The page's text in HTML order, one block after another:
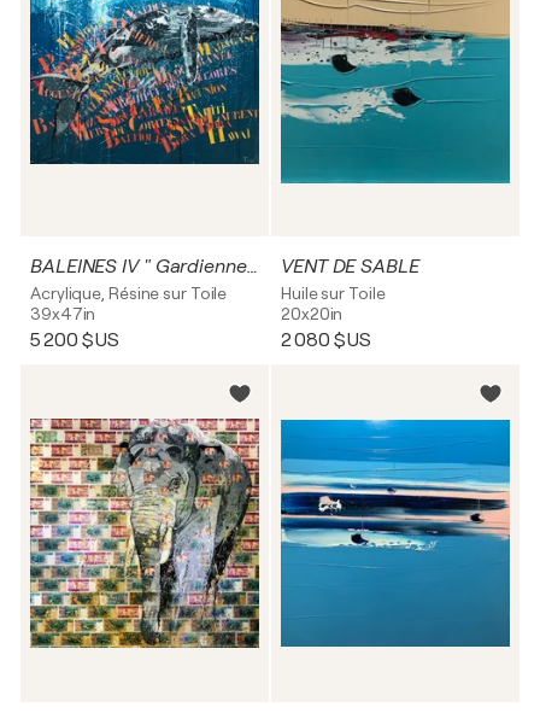
BALEINES IV " Gardiennes des Océans"
Acrylique, Résine sur Toile
39x47in
5 200 $US
VENT DE SABLE
Huile sur Toile
20x20in
2 080 $US